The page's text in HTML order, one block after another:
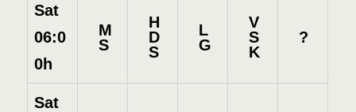
Sat
06:0
0h
M
S
H
D
S
L
G
V
S
K
?
Sat